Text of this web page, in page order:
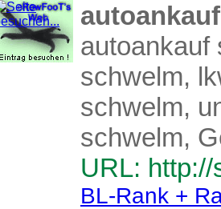
autoankauf
schwelm,
schwelm,
schwelm,
URL:
BL-Rank +